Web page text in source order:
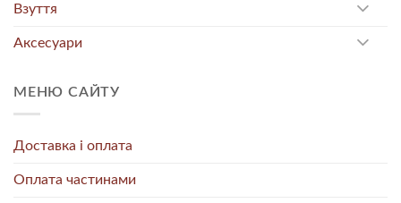
Взуття
Аксесуари
МЕНЮ САЙТУ
Доставка і оплата
Оплата частинами